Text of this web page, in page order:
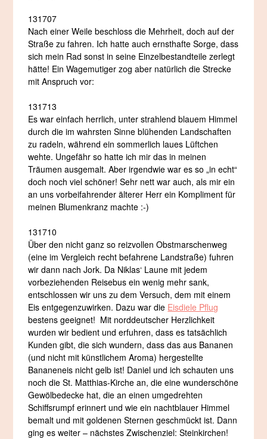
131707
Nach einer Weile beschloss die Mehrheit, doch auf der
Straße zu fahren. Ich hatte auch ernsthafte Sorge, dass
sich mein Rad sonst in seine Einzelbestandteile zerlegt
hätte! Ein Wagemutiger zog aber natürlich die Strecke
mit Anspruch vor:
131713
Es war einfach herrlich, unter strahlend blauem Himmel
durch die im wahrsten Sinne blühenden Landschaften
zu radeln, während ein sommerlich laues Lüftchen
wehte. Ungefähr so hatte ich mir das in meinen
Träumen ausgemalt. Aber irgendwie war es so „in echt“
doch noch viel schöner! Sehr nett war auch, als mir ein
an uns vorbeifahrender älterer Herr ein Kompliment für
meinen Blumenkranz machte :-)
131710
Über den nicht ganz so reizvollen Obstmarschenweg
(eine im Vergleich recht befahrene Landstraße) fuhren
wir dann nach Jork. Da Niklas‘ Laune mit jedem
vorbeziehenden Reisebus ein wenig mehr sank,
entschlossen wir uns zu dem Versuch, dem mit einem
Eis entgegenzuwirken. Dazu war die Eisdiele Pflug
bestens geeignet! Mit norddeutscher Herzlichkeit
wurden wir bedient und erfuhren, dass es tatsächlich
Kunden gibt, die sich wundern, dass das aus Bananen
(und nicht mit künstlichem Aroma) hergestellte
Bananeneis nicht gelb ist! Daniel und ich schauten uns
noch die St. Matthias-Kirche an, die eine wunderschöne
Gewölbedecke hat, die an einen umgedrehten
Schiffsrumpf erinnert und wie ein nachtblauer Himmel
bemalt und mit goldenen Sternen geschmückt ist. Dann
ging es weiter – nächstes Zwischenziel: Steinkirchen!